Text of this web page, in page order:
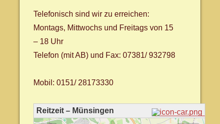
Telefonisch sind wir zu erreichen:
Montags, Mittwochs und Freitags von 15
– 18 Uhr
Telefon (mit AB) und Fax: 07381/ 932798
Mobil: 0151/ 28173330
Reitzeit – Münsingen
Karte wird geladen - bitte warten...